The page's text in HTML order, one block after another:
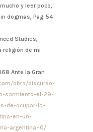
y leer poco,”
dogmas, Pag. 54
Studies,
religión de mi
Ante la Gran
obra/discurso-
sarmiento-el-29-
de-ocupar-la-
en-un-
argentina–0/